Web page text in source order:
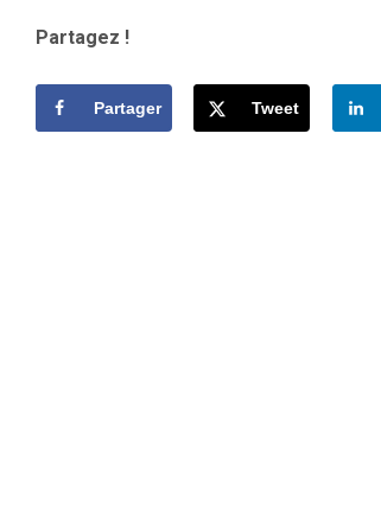
Partagez !
Partager Tweet